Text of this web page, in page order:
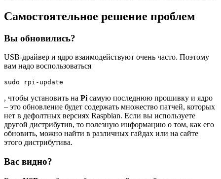
Самостоятельное решение проблем
Вы обновились?
USB-драйвер и ядро взаимодействуют очень часто. Поэтому
вам надо воспользоваться
, чтобы установить на Pi самую последнюю прошивку и ядро
– это обновление будет содержать множество патчей, которых
нет в дефолтных версиях Raspbian. Если вы используете
другой дистрибутив, то полезную информацию о том, как его
обновить, можно найти в различных гайдах или на сайте
этого дистрибутива.
Вас видно?